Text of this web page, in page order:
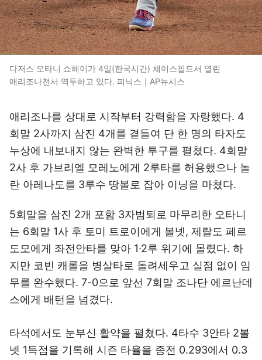
다저스 오타니 쇼헤이가 4일(한국시간) 체이스필드서 열린
애리조나전서 역투하고 있다. 피닉스｜AP뉴시스
애리조나를 상대로 시작부터 강력함을 자랑했다. 4
회말 2사까지 삼진 4개를 곁들여 단 한 명의 타자도
누상에 내보내지 않는 완벽한 투구를 펼쳤다. 4회말
2사 후 가브리엘 모레노에게 2루타를 허용했으나 놀
란 아레나도를 3루수 땅볼로 잡아 이닝을 마쳤다.
5회말을 삼진 2개 포함 3자범퇴로 마무리한 오타니
는 6회말 1사 후 토미 트로이에게 볼넷, 제랄도 페르
도모에게 좌전안타를 맞아 1·2루 위기에 몰렸다. 하
지만 코빈 캐롤을 병살타로 돌려세우고 실점 없이 임
무를 완수했다. 7-0으로 앞선 7회말 조나단 에르난데
스에게 배턴을 넘겼다.
타석에서도 눈부신 활약을 펼쳤다. 4타수 3안타 2볼
넷 1득점을 기록해 시즌 타율을 종전 0.293에서 0.3